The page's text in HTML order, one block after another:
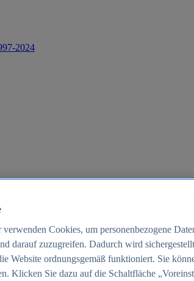
2024
verwenden Cookies, um personenbezogene
darauf zuzugreifen. Dadurch wird
Website ordnungsgemäß funktioniert. Sie
Klicken Sie dazu auf die Schaltfläche